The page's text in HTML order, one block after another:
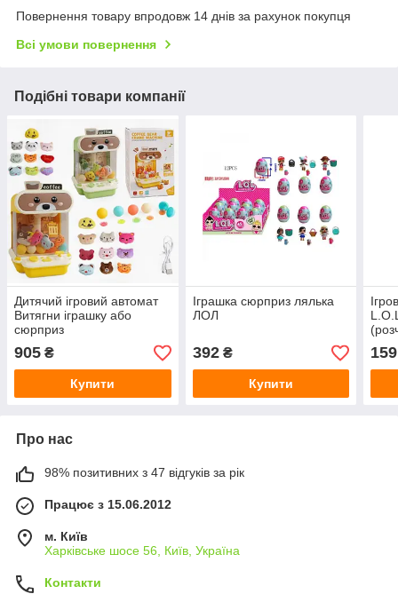
Повернення товару впродовж 14 днів за рахунок покупця
Всі умови повернення
Подібні товари компанії
Дитячий ігровий автомат
Витягни іграшку або
сюрприз
905 ₴
Купити
Іграшка сюрприз лялька
ЛОЛ
392₴
Купити
159
Про нас
98% позитивних з 47 відгуків за рік
Працює з 15.06.2012
м. Київ
Харківське шосе 56, Київ, Україна
Контакти